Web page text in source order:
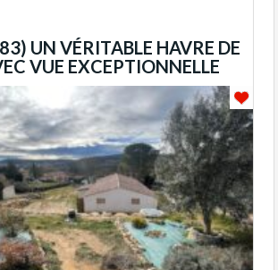
UN VÉRITABLE HAVRE DE
VUE EXCEPTIONNELLE